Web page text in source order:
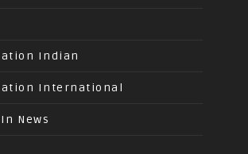
Indian
International
News